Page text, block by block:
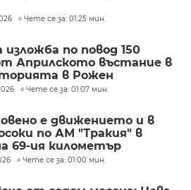
Чете се за: 01:25 мин.
по повод 150
Априлското въстание в
в Рожен
Чете се за: 01:07 мин.
е движението и в
по АМ "Тракия" в
69-ия километър
Чете се за: 01:00 мин.